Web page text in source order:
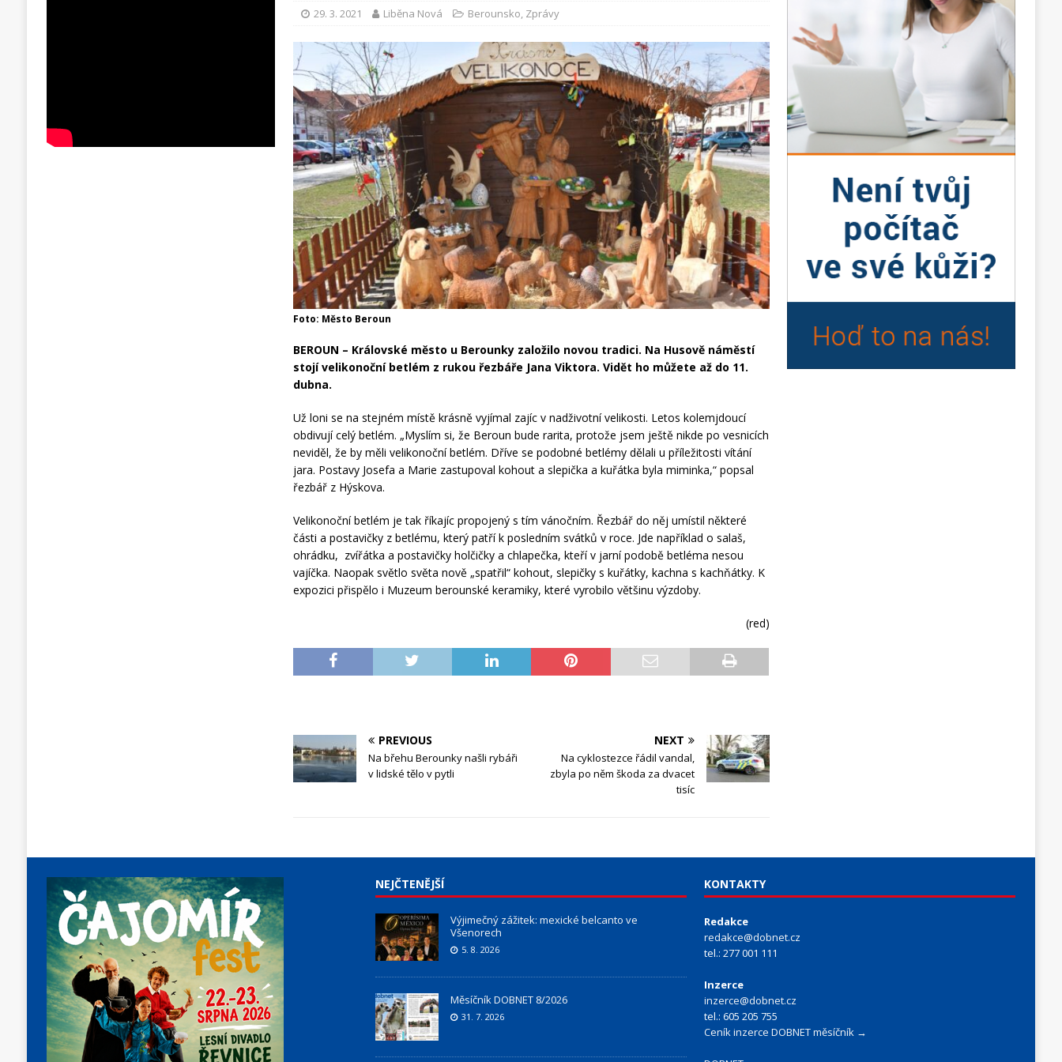
29. 3. 2021 Liběna Nová Berounsko, Zprávy
Foto: Město Beroun
BEROUN – Královské město u Berounky založilo novou tradici. Na Husově náměstí
stojí velikonoční betlém z rukou řezbáře Jana Viktora. Vidět ho můžete až do 11.
dubna.
Už loni se na stejném místě krásně vyjímal zajíc v nadživotní velikosti. Letos kolemjdoucí
obdivují celý betlém. „Myslím si, že Beroun bude rarita, protože jsem ještě nikde po vesnicích
neviděl, že by měli velikonoční betlém. Dříve se podobné betlémy dělali u příležitosti vítání
jara. Postavy Josefa a Marie zastupoval kohout a slepička a kuřátka byla miminka,“ popsal
řezbář z Hýskova.
Velikonoční betlém je tak říkajíc propojený s tím vánočním. Řezbář do něj umístil některé
části a postavičky z betlému, který patří k posledním svátků v roce. Jde například o salaš,
ohrádku, zvířátka a postavičky holčičky a chlapečka, kteří v jarní podobě betléma nesou
vajíčka. Naopak světlo světa nově „spatřil“ kohout, slepičky s kuřátky, kachna s kachňátky. K
expozici přispělo i Muzeum berounské keramiky, které vyrobilo většinu výzdoby.
(red)
PREVIOUS
Na břehu Berounky našli rybáři
v lidské tělo v pytli
NEXT
Na cyklostezce řádil vandal,
zbyla po něm škoda za dvacet
tisíc
NEJČTENĚJŠÍ
Výjimečný zážitek: mexické belcanto ve
Všenorech
5. 8. 2026
Měsíčník DOBNET 8/2026
31. 7. 2026
KONTAKTY
Redakce
redakce@dobnet.cz
tel.: 277 001 111
Inzerce
inzerce@dobnet.cz
tel.: 605 205 755
Ceník inzerce DOBNET měsíčník →